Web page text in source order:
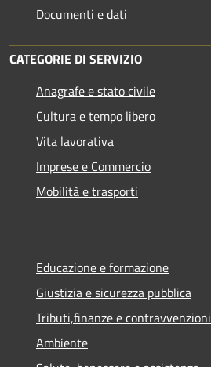
Documenti e dati
CATEGORIE DI SERVIZIO
Anagrafe e stato civile
Cultura e tempo libero
Vita lavorativa
Imprese e Commercio
Mobilità e trasporti
Educazione e formazione
Giustizia e sicurezza pubblica
Tributi,finanze e contravvenzioni
Ambiente